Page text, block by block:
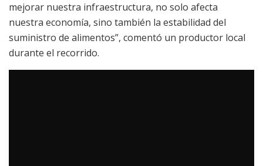
mejorar nuestra infraestructura, no solo afecta
nuestra economía, sino también la estabilidad del
suministro de alimentos”, comentó un productor local
durante el recorrido.